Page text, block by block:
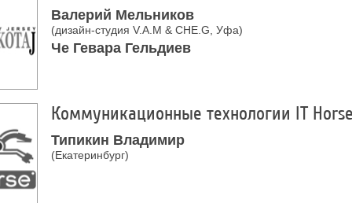
Валерий Мельников
(дизайн-студия V.A.M & CHE.G, Уфа)
Че Гевара Гельдиев
Коммуникационные технологии IT
Типикин Владимир
(Екатеринбург)